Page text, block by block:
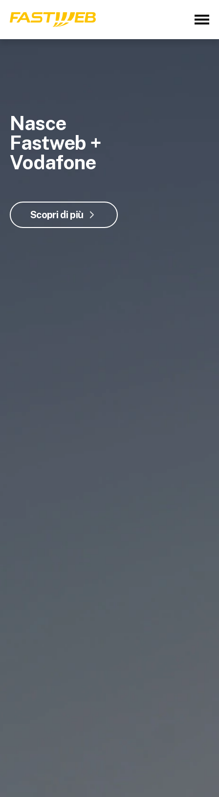
Nasce
Fastweb +
Vodafone
Scopri di più